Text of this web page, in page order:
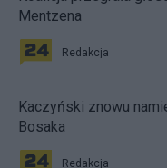
Mentzena
Redakcja
Kaczyński znowu
Bosaka
Redakcja